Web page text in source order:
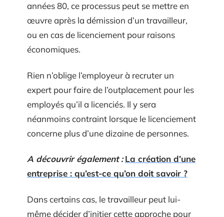
années 80, ce processus peut se mettre en
œuvre après la démission d’un travailleur,
ou en cas de licenciement pour raisons
économiques.
Rien n’oblige l’employeur à recruter un
expert pour faire de l’outplacement pour les
employés qu’il a licenciés. Il y sera
néanmoins contraint lorsque le licenciement
concerne plus d’une dizaine de personnes.
A découvrir également : La création d’une
entreprise : qu’est-ce qu’on doit savoir ?
Dans certains cas, le travailleur peut lui-
même décider d’initier cette approche pour